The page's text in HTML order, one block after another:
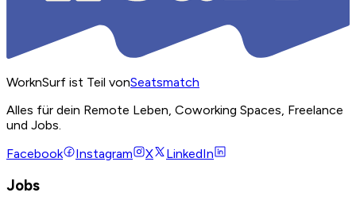
WorknSurf ist Teil vonSeatsmatch
Alles für dein Remote Leben, Coworking Spaces, Freelance
und Jobs.
Facebook
Instagram X LinkedIn
Jobs